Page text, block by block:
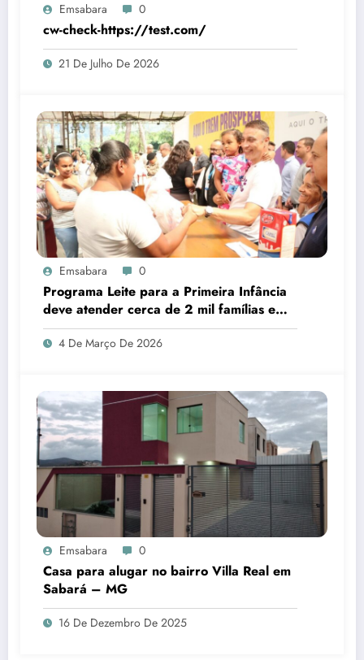
Emsabara 0
cw-check-https://test.com/
21 De Julho De 2026
Emsabara 0
Programa Leite para a Primeira Infância
deve atender cerca de 2 mil famílias em
Sabará
4 De Março De 2026
Emsabara 0
Casa para alugar no bairro Villa Real em
Sabará – MG
16 De Dezembro De 2025